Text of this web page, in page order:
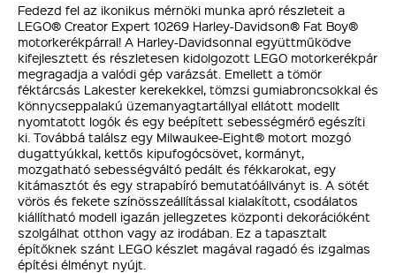
Fedezd fel az ikonikus mérnöki munka apró részleteit a
LEGO® Creator Expert 10269 Harley-Davidson® Fat Boy®
motorkerékpárral! A Harley-Davidsonnal együttműködve
kifejlesztett és részletesen kidolgozott LEGO motorkerékpár
megragadja a valódi gép varázsát. Emellett a tömör
féktárcsás Lakester kerekekkel, tömzsi gumiabroncsokkal és
könnycseppalakú üzemanyagtartállyal ellátott modellt
nyomtatott logók és egy beépített sebességmérő egészíti
ki. Továbbá találsz egy Milwaukee-Eight® motort mozgó
dugattyúkkal, kettős kipufogócsövet, kormányt,
mozgatható sebességváltó pedált és fékkarokat, egy
kitámasztót és egy strapabíró bemutatóállványt is. A sötét
vörös és fekete színösszeállítással kialakított, csodálatos
kiállítható modell igazán jellegzetes központi dekorációként
szolgálhat otthon vagy az irodában. Ez a tapasztalt
építőknek szánt LEGO készlet magával ragadó és izgalmas
építési élményt nyújt.